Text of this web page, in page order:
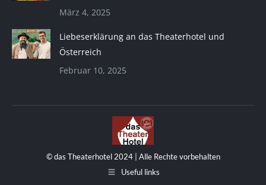
März 4, 2025
Liebeserklärung an das Theaterhotel und
Österreich
Februar 10, 2025
© das Theaterhotel 2024 | Alle Rechte vorbehalten
Useful links